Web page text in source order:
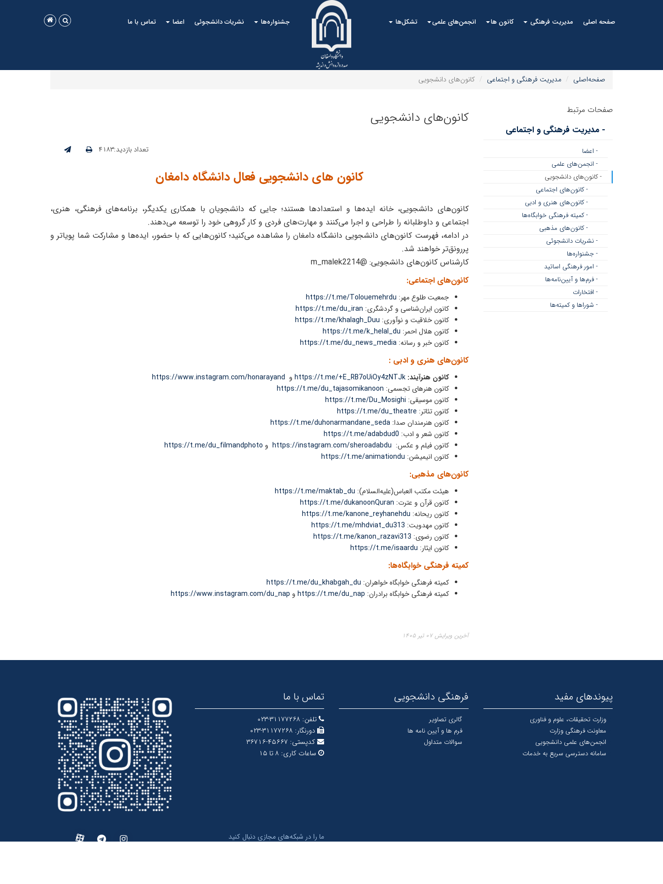
صفحه اصلی مدیریت فرهنگی کانون ها انجمن‌های علمی تشکل‌ها جشنواره‌ها نشریات دانشجوئی اعضا تماس با ما
صفحه‌اصلی مدیریت فرهنگی و اجتماعی کانون‌های دانشجویی
کانون‌های دانشجویی
تعداد بازدید:۴۱۸۳
کانون های دانشجویی فعال دانشگاه دامغان
کانون‌های دانشجویی، خانه ایده‌ها و استعدادها هستند؛ جایی که دانشجویان با همکاری یکدیگر، برنامه‌های فرهنگی، هنری،
اجتماعی و داوطلبانه را طراحی و اجرا می‌کنند و مهارت‌های فردی و کار گروهی خود را توسعه می‌دهند.
در ادامه، فهرست کانون‌های دانشجویی دانشگاه دامغان را مشاهده می‌کنید؛ کانون‌هایی که با حضور، ایده‌ها و مشارکت شما پویاتر و
پررونق‌تر خواهند شد.
کارشناس کانون‌های دانشجویی: @m_malek2214
کانون‌های اجتماعی:
جمعیت طلوع مهر: https://t.me/Tolouemehrdu
کانون ایران‌شناسی و گردشگری: https://t.me/du_iran
کانون خلاقیت و نوآوری: https://t.me/khalagh_Duu
کانون هلال احمر: https://t.me/k_helal_du
کانون خبر و رسانه:https://t.me/du_news_media
کانون‌های هنری و ادبی :
کانون هنرآیند: https://t.me/+E_RB7oUiOy4zNTJk و https://www.instagram.com/honarayand
کانون هنرهای تجسمی: https://t.me/du_tajasomikanoon
کانون موسیقی: https://t.me/Du_Mosighi
کانون تئاتر: https://t.me/du_theatre
کانون هنرمندان صدا:https://t.me/duhonarmandane_seda
کانون شعر و ادب: https://t.me/adabdud0
کانون فیلم و عکس: https://instagram.com/sheroadabdu و https://t.me/du_filmandphoto
کانون انیمیشن: https://t.me/animationdu
کانون‌های مذهبی:
هیئت مکتب العباس(علیه‌السلام): https://t.me/maktab_du
کانون قرآن و عترت: https://t.me/dukanoonQuran
کانون ریحانه: https://t.me/kanone_reyhanehdu
کانون مهدویت: https://t.me/mhdviat_du313
کانون رضوی: https://t.me/kanon_razavi313
کانون ایثار: https://t.me/isaardu
کمیته فرهنگی خوابگاه‌ها:
کمیته فرهنگی خوابگاه خواهران: https://t.me/du_khabgah_du
کمیته فرهنگی خوابگاه برادران: https://t.me/du_nap و https://www.instagram.com/du_nap
آخرین ویرایش ۰۷ تیر ۱۴۰۵
صفحات مرتبط
- مدیریت فرهنگی و اجتماعی
- اعضا
- انجمن‌های علمی
- کانون‌های دانشجویی
- کانون‌های اجتماعی
- کانون‌های هنری و ادبی
- کمیته فرهنگی خوابگاه‌ها
- کانون‌های مذهبی
- نشریات دانشجوئی
- جشنواره‌ها
- امور فرهنگی اساتید
- فرم‌ها و آیین‌نامه‌ها
- افتخارات
- شوراها و کمیته‌ها
پیوندهای مفید
وزارت تحقیقات، علوم و فناوری
معاونت فرهنگی وزارت
انجمن‌های علمی دانشجویی
سامانه دسترسی سریع به خدمات
فرهنگی دانشجویی
گالری تصاویر
فرم ها و آیین نامه ها
سوالات متداول
تماس با ما
تلفن: ۳۱۱۷۷۲۶۸-۰۲۳
دورنگار: ۳۱۱۷۷۲۶۸-۰۲۳
کدپستی: ۴۵۶۶۷-۳۶۷۱۶
ساعات کاری: ۸ تا ۱۵
ما را در شبکه‌های مجازی دنبال کنید